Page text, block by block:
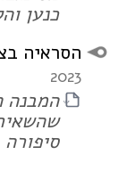
כנען
מצגת:
הסראיה
2023
PDF המבנה